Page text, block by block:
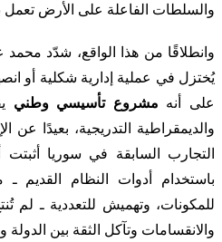
والسلطات الفاعلة على الأرض تعمل
وانطلاقًا من هذا الواقع، شدّد
يُختزل في عملية إدارية شكلية أو
على أنه مشروع تأسيسي وطني
والديمقراطية التدريجية، بعيدًا عن
التجارب السابقة في سوريا
باستخدام أدوات النظام القديم
للمكونات، وتهميش للتعددية ـ لم
والانقسامات وتآكل الثقة بين الدولة